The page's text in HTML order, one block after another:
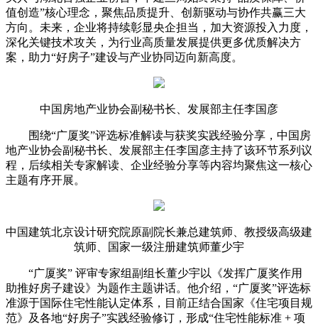
值创造”核心理念，聚焦品质提升、创新驱动与协作共赢三大
方向。未来，企业将持续彰显央企担当，加大资源投入力度，
深化关键技术攻关，为行业高质量发展提供更多优质解决方
案，助力“好房子”建设与产业协同迈向新高度。
中国房地产业协会副秘书长、发展部主任李国彦
围绕“广厦奖”评选标准解读与获奖实践经验分享，中国房
地产业协会副秘书长、发展部主任李国彦主持了该环节系列议
程，后续相关专家解读、企业经验分享等内容均聚焦这一核心
主题有序开展。
中国建筑北京设计研究院原副院长兼总建筑师、教授级高级建
筑师、国家一级注册建筑师董少宇
“广厦奖” 评审专家组副组长董少宇以《发挥广厦奖作用
助推好房子建设》为题作主题讲话。他介绍，“广厦奖”评选标
准源于国际住宅性能认定体系，目前正结合国家《住宅项目规
范》及各地“好房子”实践经验修订，形成“住宅性能标准 + 项